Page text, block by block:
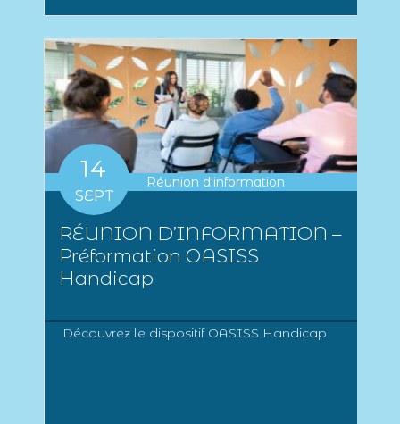
14
SEPT
Réunion d'information
RÉUNION D’INFORMATION –
Préformation OASISS
Handicap
Découvrez le dispositif OASISS Handicap